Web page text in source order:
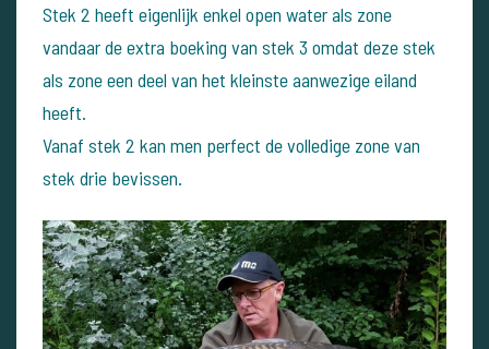
Stek 2 heeft eigenlijk enkel open water als zone
vandaar de extra boeking van stek 3 omdat deze stek
als zone een deel van het kleinste aanwezige eiland
heeft.
Vanaf stek 2 kan men perfect de volledige zone van
stek drie bevissen.